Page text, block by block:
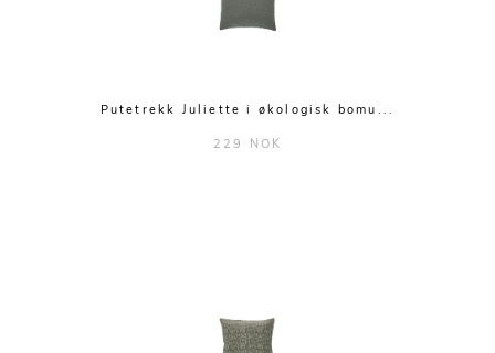
Putetrekk Juliette i økologisk bomu...
229 NOK